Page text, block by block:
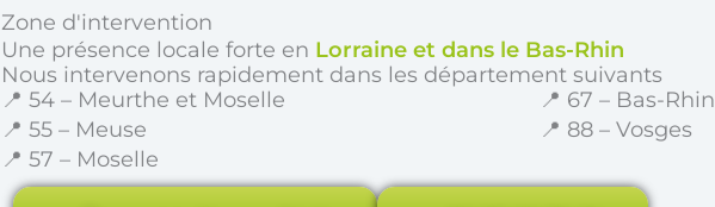
Zone d'intervention
Une présence locale forte en Lorraine et dans le Bas-Rhin
Nous intervenons rapidement dans les département suivants
📍 54 – Meurthe et Moselle
📍 55 – Meuse
📍 57 – Moselle
📍 67 – Bas-Rhin
📍 88 – Vosges